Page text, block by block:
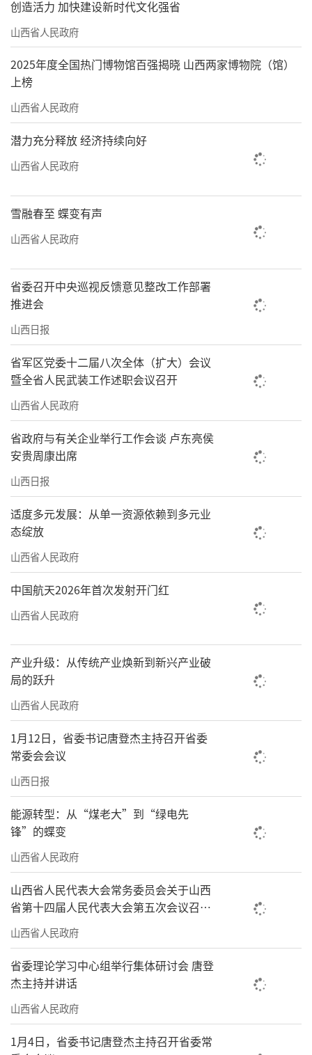
创造活力 加快建设新时代文化强省
山西省人民政府
2025年度全国热门博物馆百强揭晓 山西两家博物院（馆）
上榜
山西省人民政府
潜力充分释放 经济持续向好
山西省人民政府
雪融春至 蝶变有声
山西省人民政府
省委召开中央巡视反馈意见整改工作部署
推进会
山西日报
省军区党委十二届八次全体（扩大）会议
暨全省人民武装工作述职会议召开
山西省人民政府
省政府与有关企业举行工作会谈 卢东亮侯
安贵周康出席
山西日报
适度多元发展：从单一资源依赖到多元业
态绽放
山西省人民政府
中国航天2026年首次发射开门红
山西省人民政府
产业升级：从传统产业焕新到新兴产业破
局的跃升
山西省人民政府
1月12日，省委书记唐登杰主持召开省委
常委会会议
山西日报
能源转型：从“煤老大”到“绿电先
锋”的蝶变
山西省人民政府
山西省人民代表大会常务委员会关于山西
省第十四届人民代表大会第五次会议召开
时间的决定
山西省人民政府
省委理论学习中心组举行集体研讨会 唐登
杰主持并讲话
山西省人民政府
1月4日，省委书记唐登杰主持召开省委常